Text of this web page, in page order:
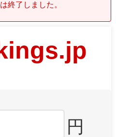
終了しました。
円